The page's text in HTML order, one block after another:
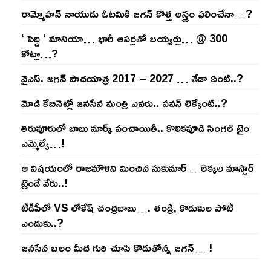
రామ్మోహ‌న్ నాయుడు ఓట‌మికి జ‌గ‌న్ కొత్త అస్త్రం ఫ‌లించేనా…?
‘ పెద్ది ‘ మానియా… భారీ ఆప‌ర్ల‌తో బ‌య్య‌ర్లు… @ 300
కోట్లా…?
వైఎస్‌. జ‌గ‌న్ పాద‌యాత్ర 2017 – 2027 … తేడా ఏంటి..?
మోడి కేబినెట్లో జ‌నసేన మంత్రి ఎవ‌రు.. ప‌వ‌న్ లెక్కేంటి..?
తిరువూరులో బాబు మార్క్ పంచాయితీ.. కొలిక‌పూడి సింగ‌ల్ టైం
ఎమ్మెల్యే…!
ఆ విష‌యంలో రాజ‌మౌళిని మించిన సుకుమార్‌… లెక్క‌ల మాస్టార్
ట్రెండే వేరు..!
టీడీపీలో VS లోకేష్ చంద్ర‌బాబు…. తండ్రి, కొడుకుల పోటీ
ఎందుకు..?
జ‌న‌సేన బ‌లం మీద గురి చూసి కొడుతోన్న జ‌గ‌న్‌… !